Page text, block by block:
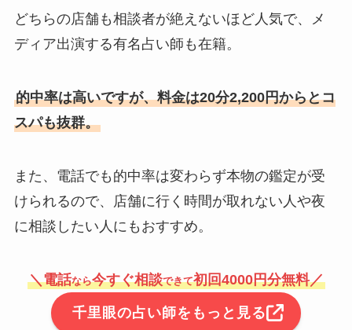
どちらの店舗も相談者が絶えないほど人気で、メ
ディア出演する有名占い師も在籍。
的中率は高いですが、料金は20分2,200円からとコ
スパも抜群。
また、電話でも的中率は変わらず本物の鑑定が受
けられるので、店舗に行く時間が取れない人や夜
に相談したい人にもおすすめ。
＼電話なら今すぐ相談できて初回4000円分無料／
千里眼の占い師をもっと見る